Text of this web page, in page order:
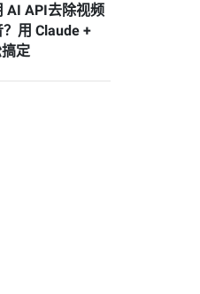
AI API去除视频
用 Claude +
定